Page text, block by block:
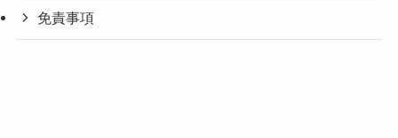
免責事項